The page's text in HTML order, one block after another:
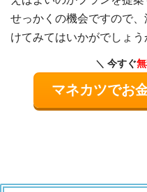
せっかくの機会ですので
けてみてはいかがでしょう
今すぐ
マネカツでお